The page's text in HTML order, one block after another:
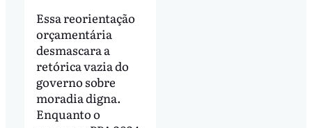
Essa reorientação
orçamentária
desmascara a
retórica vazia do
governo sobre
moradia digna.
Enquanto o